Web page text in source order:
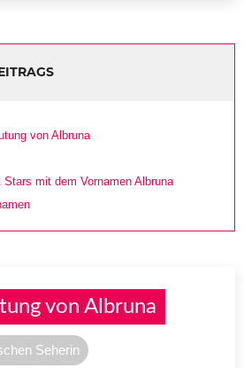
von Albruna
Stars mit dem Vornamen Albruna
von Albruna
Seherin